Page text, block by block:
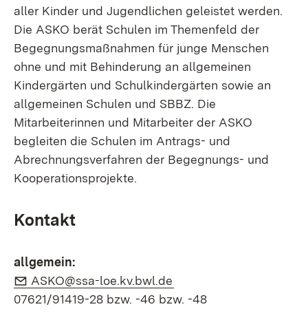
aller Kinder und Jugendlichen geleistet werden.
Die ASKO berät Schulen im Themenfeld der
Begegnungsmaßnahmen für junge Menschen
ohne und mit Behinderung an allgemeinen
Kindergärten und Schulkindergärten sowie an
allgemeinen Schulen und SBBZ. Die
Mitarbeiterinnen und Mitarbeiter der ASKO
begleiten die Schulen im Antrags- und
Abrechnungsverfahren der Begegnungs- und
Kooperationsprojekte.
Kontakt
allgemein:
E-Mail:
ASKO@ssa-loe.kv.bwl.de
07621/91419-28 bzw. -46 bzw. -48